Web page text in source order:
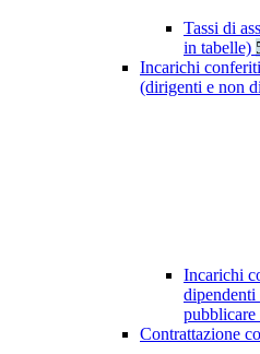
Tassi di
in tabelle)
Incarichi
(dirigenti e non
Incarichi
Contrattazione